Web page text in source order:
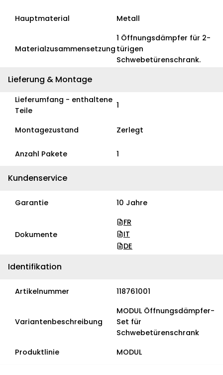
Hauptmaterial Metall
Materialzusammensetzung
1 Öffnungsdämpfer für 2-
türigen
Schwebetürenschrank.
Lieferung & Montage
Lieferumfang - enthaltene
Teile
1
Montagezustand Zerlegt
Anzahl Pakete 1
Kundenservice
Garantie 10 Jahre
Dokumente
FR
IT
DE
Identifikation
Artikelnummer 118761001
Variantenbeschreibung
MODUL Öffnungsdämpfer-
Set für
Schwebetürenschrank
Produktlinie
MODUL